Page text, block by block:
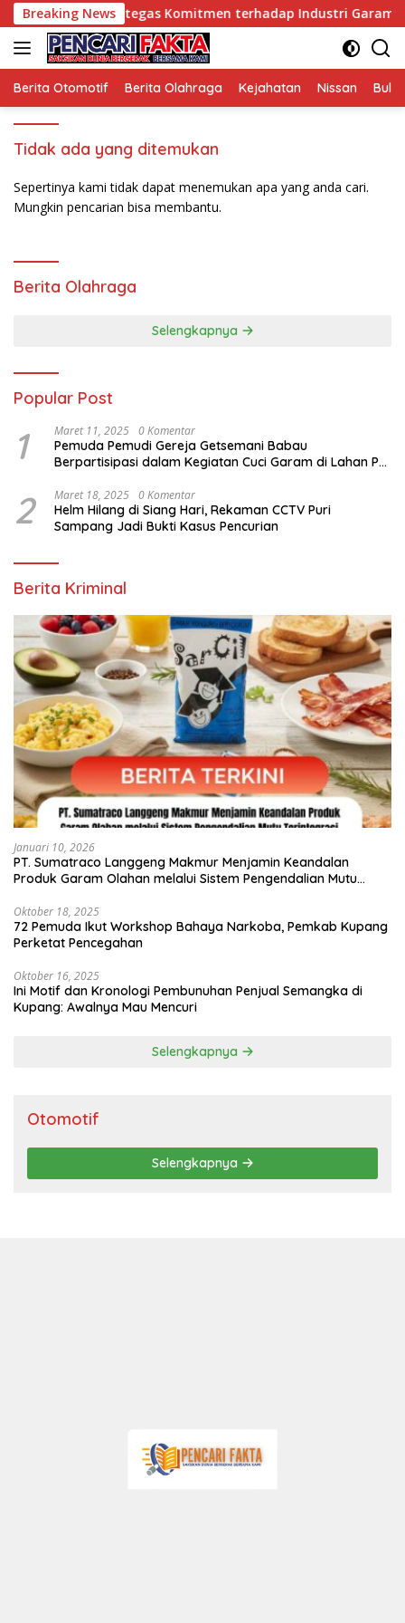
Langsung
ke
konten
Breaking News
Makmur Pertegas Komitmen terhadap Industri Garam
Berita Otomotif Berita Olahraga Kejahatan Nissan
Tidak ada yang ditemukan
Sepertinya kami tidak dapat menemukan apa yang anda cari.
Mungkin pencarian bisa membantu.
Berita Olahraga
Selengkapnya
Popular Post
1 Maret 11, 2025 0 Komentar
Pemuda Pemudi Gereja Getsemani Babau
Berpartisipasi dalam Kegiatan Cuci Garam di Lahan PT.
Kegiatan Paskah
2 Maret 18, 2025 0 Komentar
Helm Hilang di Siang Hari, Rekaman CCTV Puri
Sampang Jadi Bukti Kasus Pencurian
Berita Kriminal
Januari 10, 2026
PT. Sumatraco Langgeng Makmur Menjamin Keandalan
Produk Garam Olahan melalui Sistem Pengendalian Mutu
Oktober 18, 2025
72 Pemuda Ikut Workshop Bahaya Narkoba, Pemkab Kupang
Perketat Pencegahan
Oktober 16, 2025
Ini Motif dan Kronologi Pembunuhan Penjual Semangka di
Kupang: Awalnya Mau Mencuri
Selengkapnya
Otomotif
Selengkapnya